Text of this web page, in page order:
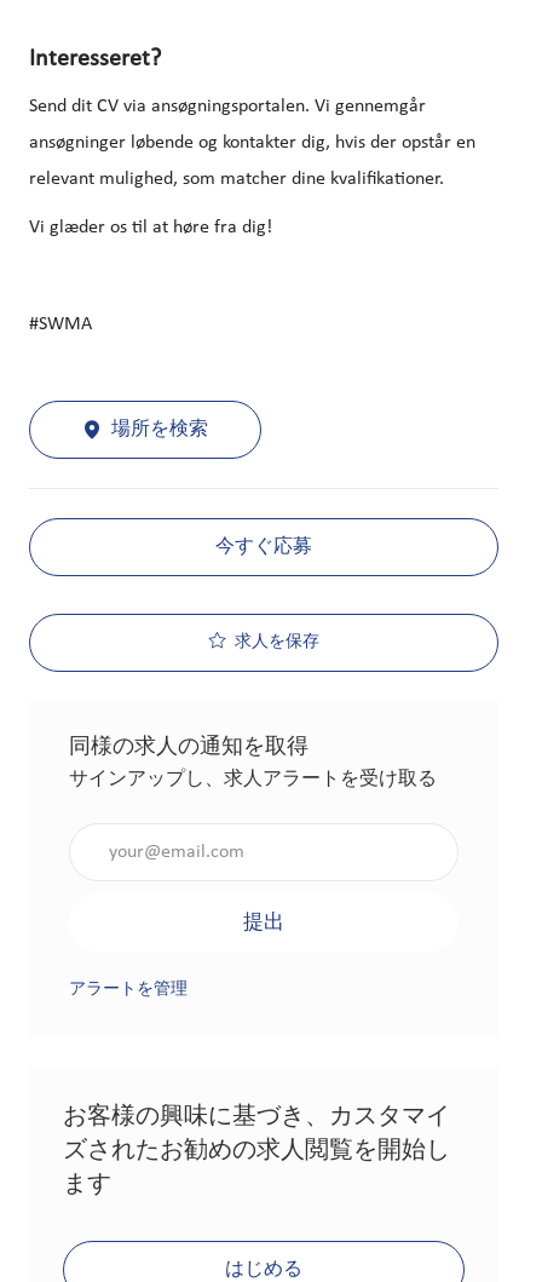
Interesseret?
Send dit CV via ansøgningsportalen. Vi gennemgår
ansøgninger løbende og kontakter dig, hvis der opstår en
relevant mulighed, som matcher dine kvalifikationer.
Vi glæder os til at høre fra dig!
#SWMA
場所を検索
今すぐ応募
求人を保存
同様の求人の通知を取得
サインアップし、求人アラートを受け取る
提出
アラートを管理
お客様の興味に基づき、カスタマイ
ズされたお勧めの求人閲覧を開始し
ます
はじめる